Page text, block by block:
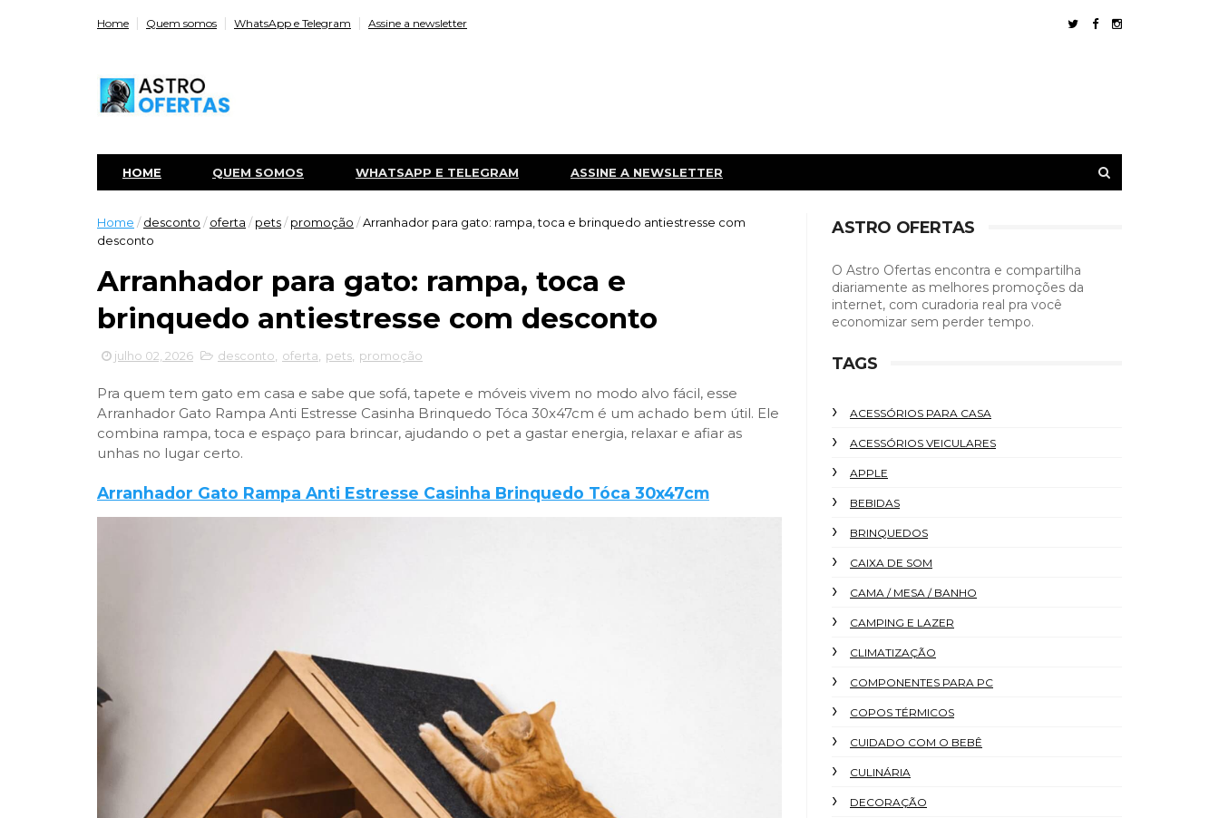
Home Quem somos WhatsApp e Telegram Assine a newsletter
HOME QUEM SOMOS WHATSAPP E TELEGRAM ASSINE A NEWSLETTER
Home / desconto / oferta / pets/ promoção /Arranhador para gato: rampa, toca e brinquedo antiestresse com
desconto
Arranhador para gato: rampa, toca e
brinquedo antiestresse com desconto
julho 02, 2026 desconto oferta pets promoção
Pra quem tem gato em casa e sabe que sofá, tapete e móveis vivem no modo alvo fácil, esse
Arranhador Gato Rampa Anti Estresse Casinha Brinquedo Tóca 30x47cm é um achado bem útil. Ele
combina rampa, toca e espaço para brincar, ajudando o pet a gastar energia, relaxar e afiar as
unhas no lugar certo.
Arranhador Gato Rampa Anti Estresse Casinha Brinquedo Tóca 30x47cm
ASTRO OFERTAS
O Astro Ofertas encontra e compartilha
diariamente as melhores promoções da
internet, com curadoria real pra você
economizar sem perder tempo.
TAGS
ACESSÓRIOS PARA CASA
ACESSÓRIOS VEICULARES
APPLE
BEBIDAS
BRINQUEDOS
CAIXA DE SOM
CAMA / MESA / BANHO
CAMPING E LAZER
CLIMATIZAÇÃO
COMPONENTES PARA PC
COPOS TÉRMICOS
CUIDADO COM O BEBÊ
CULINÁRIA
DECORAÇÃO